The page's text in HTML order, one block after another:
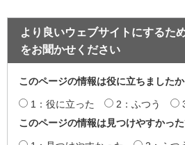
より良いウェブサイトにするた
をお聞かせください
このページの情報は役に立ちましたか
1：役に立った 2：ふつう
このページの情報は見つけやすかっ